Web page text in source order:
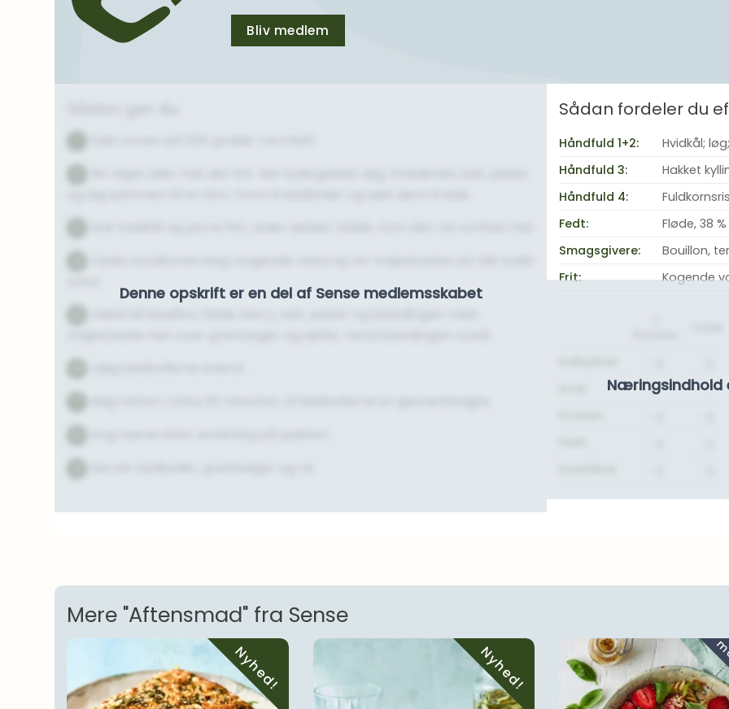
Bliv medlem
Denne opskrift er en del af Sense medlemsskabet
Sådan fordeler du
Håndfuld 1+2:
Hvidkål;
Håndfuld 3:
Hakket
Håndfuld 4:
Fedt:
Fløde, 38 %
Smagsgivere:
Bouillon,
Frit:
Kogende
Næringsindhold
-
-
Mere "Aftensmad" fra Sense
Nyhed! Nyhed!